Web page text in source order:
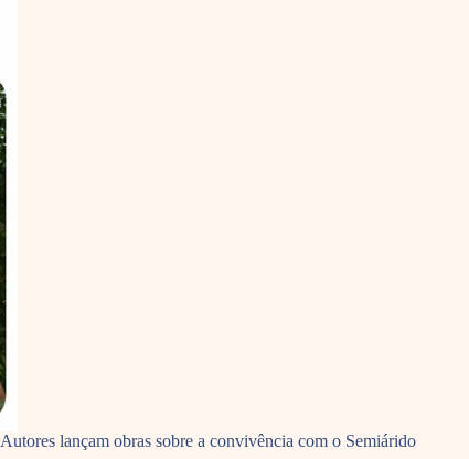
Autores lançam obras sobre a convivência com o Semiárido